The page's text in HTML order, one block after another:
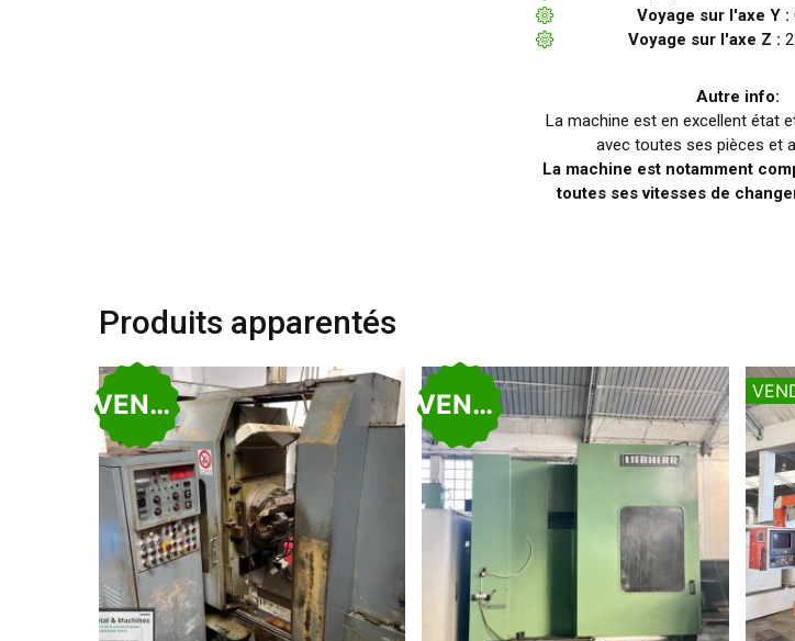
Voyage sur l'axe Y :
Voyage sur l'axe Z :
Autre info:
La machine est en excellent état
avec toutes ses pièces et
La machine est notamment
toutes ses vitesses de
Produits apparentés
VENDU VENDU